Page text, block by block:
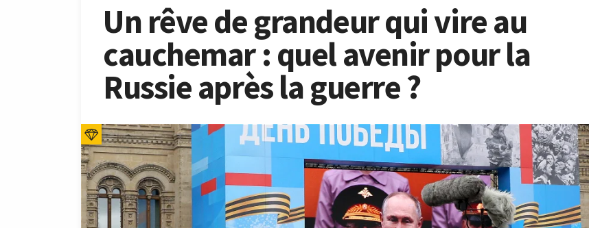
Un rêve de grandeur qui vire au
cauchemar : quel avenir pour la
Russie après la guerre ?